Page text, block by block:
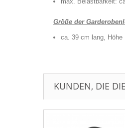
Größe der
ca. 39 cm lang, Höhe
KUNDEN, DIE